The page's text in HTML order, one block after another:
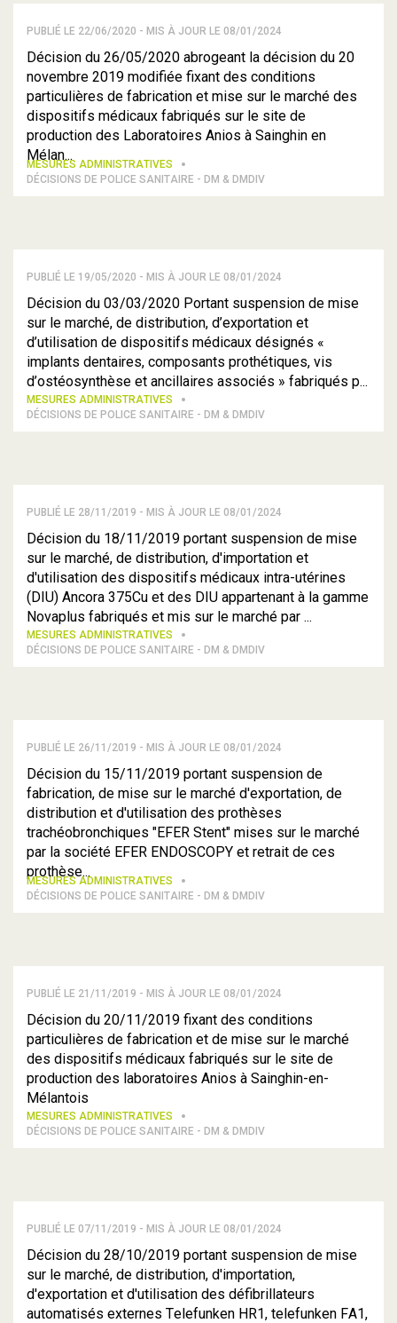
PUBLIÉ LE 22/06/2020 - MIS À JOUR LE 08/01/2024
Décision du 26/05/2020 abrogeant la décision du 20
novembre 2019 modifiée fixant des conditions
particulières de fabrication et mise sur le marché des
dispositifs médicaux fabriqués sur le site de
production des Laboratoires Anios à Sainghin en
Mélan...
MESURES ADMINISTRATIVES
DÉCISIONS DE POLICE SANITAIRE - DM & DMDIV
PUBLIÉ LE 19/05/2020 - MIS À JOUR LE 08/01/2024
Décision du 03/03/2020 Portant suspension de mise
sur le marché, de distribution, d’exportation et
d’utilisation de dispositifs médicaux désignés «
implants dentaires, composants prothétiques, vis
d’ostéosynthèse et ancillaires associés » fabriqués p...
MESURES ADMINISTRATIVES
DÉCISIONS DE POLICE SANITAIRE - DM & DMDIV
PUBLIÉ LE 28/11/2019 - MIS À JOUR LE 08/01/2024
Décision du 18/11/2019 portant suspension de mise
sur le marché, de distribution, d'importation et
d'utilisation des dispositifs médicaux intra-utérines
(DIU) Ancora 375Cu et des DIU appartenant à la gamme
Novaplus fabriqués et mis sur le marché par ...
MESURES ADMINISTRATIVES
DÉCISIONS DE POLICE SANITAIRE - DM & DMDIV
PUBLIÉ LE 26/11/2019 - MIS À JOUR LE 08/01/2024
Décision du 15/11/2019 portant suspension de
fabrication, de mise sur le marché d'exportation, de
distribution et d'utilisation des prothèses
trachéobronchiques "EFER Stent" mises sur le marché
par la société EFER ENDOSCOPY et retrait de ces
prothèse...
MESURES ADMINISTRATIVES
DÉCISIONS DE POLICE SANITAIRE - DM & DMDIV
PUBLIÉ LE 21/11/2019 - MIS À JOUR LE 08/01/2024
Décision du 20/11/2019 fixant des conditions
particulières de fabrication et de mise sur le marché
des dispositifs médicaux fabriqués sur le site de
production des laboratoires Anios à Sainghin-en-
Mélantois
MESURES ADMINISTRATIVES
DÉCISIONS DE POLICE SANITAIRE - DM & DMDIV
PUBLIÉ LE 07/11/2019 - MIS À JOUR LE 08/01/2024
Décision du 28/10/2019 portant suspension de mise
sur le marché, de distribution, d'importation,
d'exportation et d'utilisation des défibrillateurs
automatisés externes Telefunken HR1, telefunken FA1,